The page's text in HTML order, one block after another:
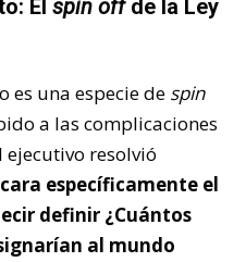
El spin offde la Ley
es una especie de spin
a las complicaciones
resolvió
específicamente el
definir ¿Cuántos
al mundo